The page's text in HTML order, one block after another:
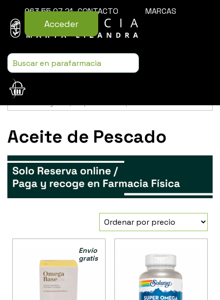
963 55 07 21 CONTACTO MARCAS
Acceder
Usamos cookies para mejorar la experiencia de la web. Si sigues
Aceite de Pescado
Envío
gratis